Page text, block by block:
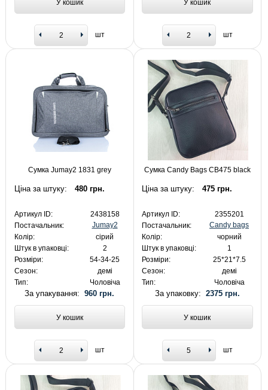
У кошик
шт
У кошик
шт
Сумка Jumay2 1831 grey
Ціна за штуку: 480 грн.
Артикул ID:
2438158
Постачальник:
Jumay2
Колір:
сірий
Штук в упаковці:
2
Розміри:
54-34-25
Сезон:
демі
Тип:
Чоловіча
За упакування:960 грн.
У кошик
шт
Сумка Candy Bags CB475 black
Ціна за штуку: 475 грн.
Артикул ID:
2355201
Постачальник:
Candy bags
Колір:
чорний
Штук в упаковці:
1
Розміри:
25*21*7.5
Сезон:
демі
Тип:
Чоловіча
За упаковку: 2375 грн.
У кошик
шт